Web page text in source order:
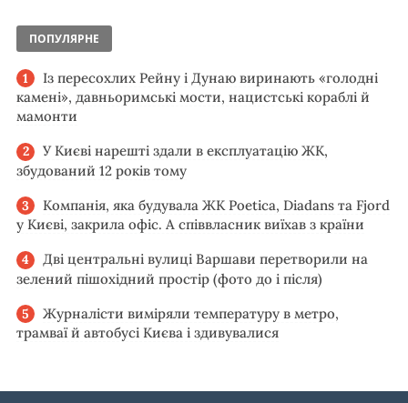
ПОПУЛЯРНЕ
Із пересохлих Рейну і Дунаю виринають «голодні
камені», давньоримські мости, нацистські кораблі й
мамонти
У Києві нарешті здали в експлуатацію ЖК,
збудований 12 років тому
Компанія, яка будувала ЖК Poetica, Diadans та Fjord
у Києві, закрила офіс. А співвласник виїхав з країни
Дві центральні вулиці Варшави перетворили на
зелений пішохідний простір (фото до і після)
Журналісти виміряли температуру в метро,
трамваї й автобусі Києва і здивувалися